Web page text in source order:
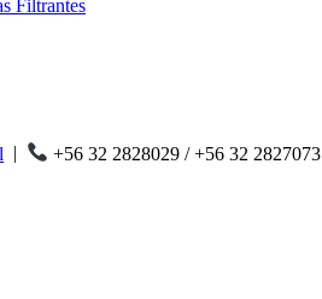
Filtrantes
+56 32 2828029 / +56 32 2827073